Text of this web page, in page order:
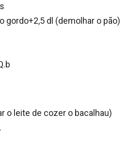
gordo+2,5 dl (demolhar o pão)
o leite de cozer o bacalhau)